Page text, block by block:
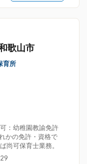
歌山市
育所
：幼稚園教諭免許
かの免許・資格で
尚可保育士業務。